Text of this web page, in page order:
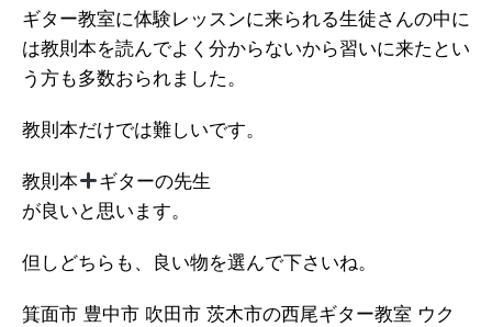
ギター教室に体験レッスンに来られる生徒さんの中に
は教則本を読んでよく分からないから習いに来たとい
う方も多数おられました。
教則本だけでは難しいです。
教則本
ギターの先生
が良いと思います。
但しどちらも、良い物を選んで下さいね。
箕面市 豊中市 吹田市 茨木市の西尾ギター教室 ウク